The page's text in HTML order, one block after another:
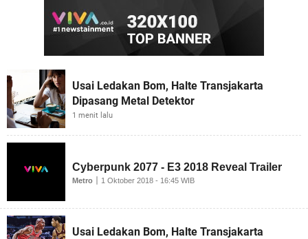
Usai Ledakan Bom, Halte Transjakarta
Dipasang Metal Detektor
1 menit lalu
Usai Ledakan Bom, Halte Transjakarta